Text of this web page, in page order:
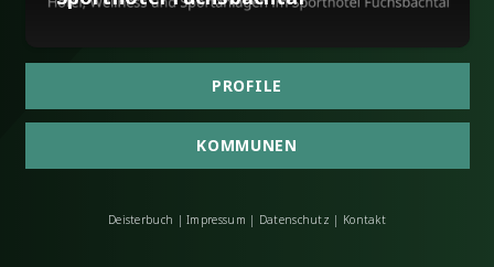
PROFILE
KOMMUNEN
Deisterbuch |Impressum | Datenschutz | Kontakt